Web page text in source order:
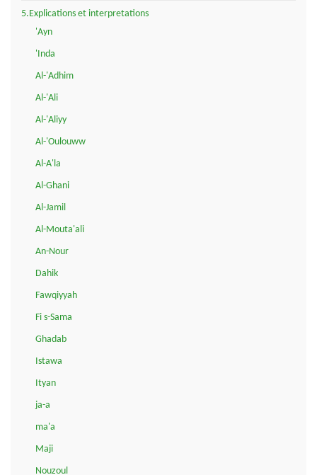
5.Explications et interpretations
'Ayn
'Inda
Al-'Adhim
Al-'Ali
Al-'Aliyy
Al-'Oulouww
Al-A'la
Al-Ghani
Al-Jamil
Al-Mouta'ali
An-Nour
Dahik
Fawqiyyah
Fi s-Sama
Ghadab
Istawa
Ityan
ja-a
ma'a
Maji
Nouzoul